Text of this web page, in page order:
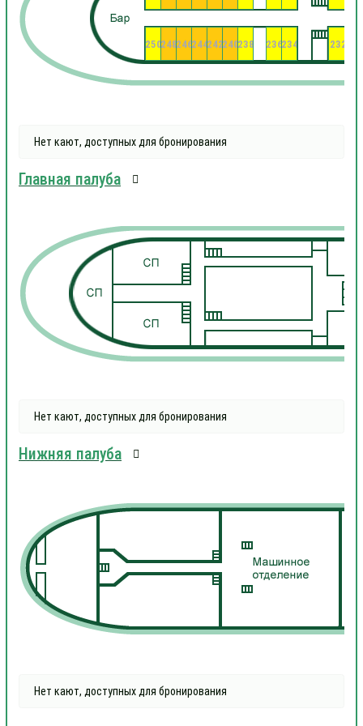
232
234
236
238
240
242
244
246
248
250
Нет кают, доступных для бронирования
Главная палуба
Нет кают, доступных для бронирования
Нижняя палуба
Нет кают, доступных для бронирования